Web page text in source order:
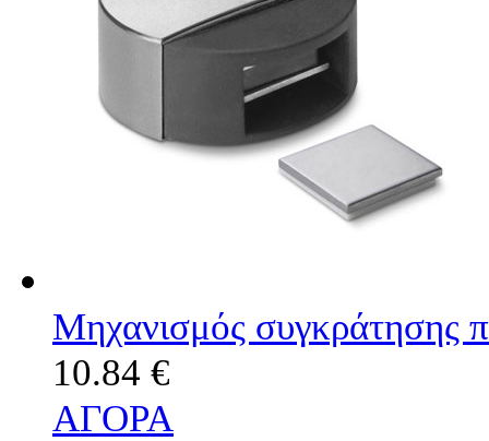
Μηχανισμός συγκράτησης
10.84 €
ΑΓΟΡΑ